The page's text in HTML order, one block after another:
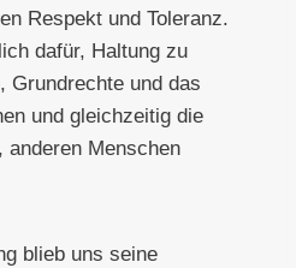
Respekt und Toleranz.
dafür, Haltung zu
Grundrechte und das
und gleichzeitig die
anderen Menschen
blieb uns seine